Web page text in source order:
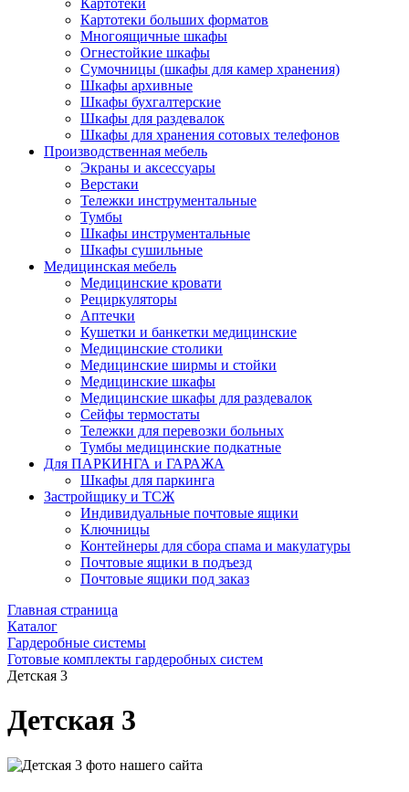
Картотеки
Картотеки больших форматов
Многоящичные шкафы
Огнестойкие шкафы
Сумочницы (шкафы для камер хранения)
Шкафы архивные
Шкафы бухгалтерские
Шкафы для раздевалок
Шкафы для хранения сотовых телефонов
Производственная мебель
Экраны и аксессуары
Верстаки
Тележки инструментальные
Тумбы
Шкафы инструментальные
Шкафы сушильные
Медицинская мебель
Медицинские кровати
Рециркуляторы
Аптечки
Кушетки и банкетки медицинские
Медицинские столики
Медицинские ширмы и стойки
Медицинские шкафы
Медицинские шкафы для раздевалок
Сейфы термостаты
Тележки для перевозки больных
Тумбы медицинские подкатные
Для ПАРКИНГА и ГАРАЖА
Шкафы для паркинга
Застройщику и ТСЖ
Индивидуальные почтовые ящики
Ключницы
Контейнеры для сбора спама и макулатуры
Почтовые ящики в подъезд
Почтовые ящики под заказ
Главная страница
Каталог
Гардеробные системы
Готовые комплекты гардеробных систем
Детская 3
Детская 3